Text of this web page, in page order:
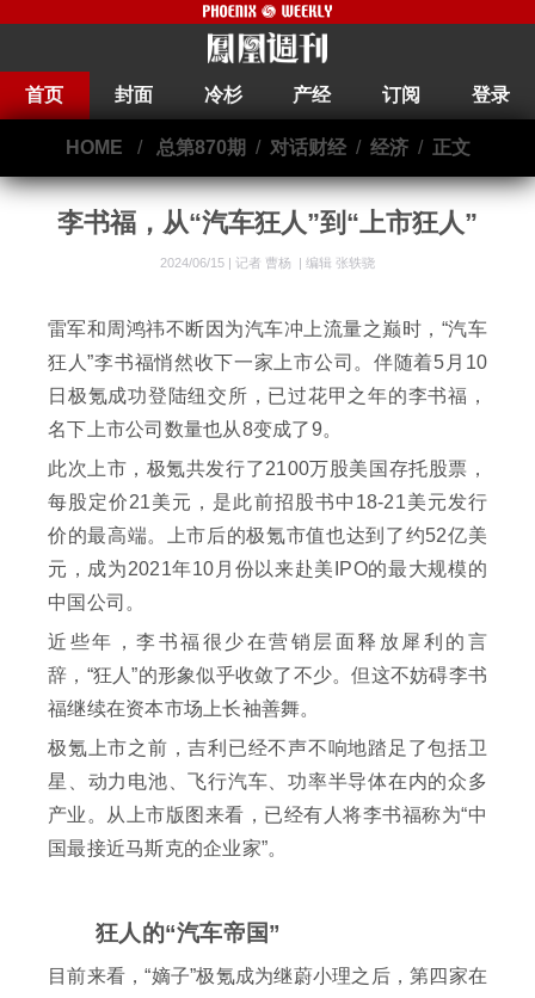
首页 封面 冷杉 产经 订阅 登录
HOME / 总第870期 / 对话财经/ 经济/ 正文
李书福，从“汽车狂人”到“上市狂人”
2024/06/15 | 记者 曹杨 编辑 张轶骁
雷军和周鸿祎不断因为汽车冲上流量之巅时，“汽车
狂人”李书福悄然收下一家上市公司。伴随着5月10
日极氪成功登陆纽交所，已过花甲之年的李书福，
名下上市公司数量也从8变成了9。
此次上市，极氪共发行了2100万股美国存托股票，
每股定价21美元，是此前招股书中18-21美元发行
价的最高端。上市后的极氪市值也达到了约52亿美
元，成为2021年10月份以来赴美IPO的最大规模的
中国公司。
近些年，李书福很少在营销层面释放犀利的言
辞，“狂人”的形象似乎收敛了不少。但这不妨碍李书
福继续在资本市场上长袖善舞。
极氪上市之前，吉利已经不声不响地踏足了包括卫
星、动力电池、飞行汽车、功率半导体在内的众多
产业。从上市版图来看，已经有人将李书福称为“中
国最接近马斯克的企业家”。
狂人的“汽车帝国”
目前来看，“嫡子”极氪成为继蔚小理之后，第四家在